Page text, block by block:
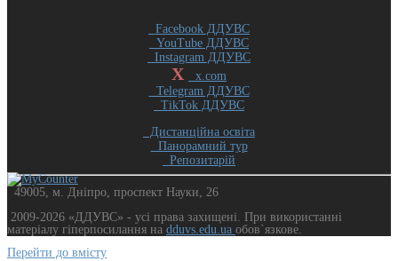
Facebook ДДУВС
YouTube ДДУВС
Instagram ДДУВС
X
x.com
Telegram ДДУВС
TikTok ДДУВС
Дистанційна освіта
Панорамний тур
Репозитарій
49005, м. Дніпро, проспект Науки, 26
2009-2026 «ДДУВС» - усi права захищенi. При використанні
матеріалу гіперпосилання на dduvs.edu.ua обов`язкове.
Перейти до вмісту